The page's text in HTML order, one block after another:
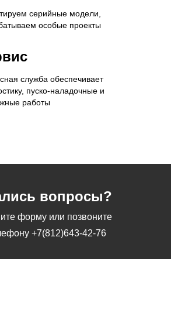
серийные модели,
особые проекты
служба обеспечивает
пуско-наладочные и
работы
вопросы?
форму или позвоните
+7(812)643-42-76